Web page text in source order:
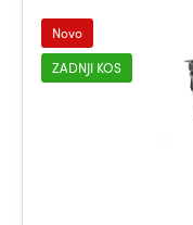
Novo
ZADNJI KOS